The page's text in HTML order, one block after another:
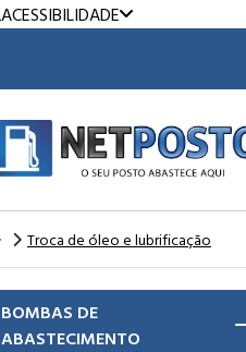
ACESSIBILIDADE
Troca de óleo e lubrificação
BOMBAS DE
ABASTECIMENTO